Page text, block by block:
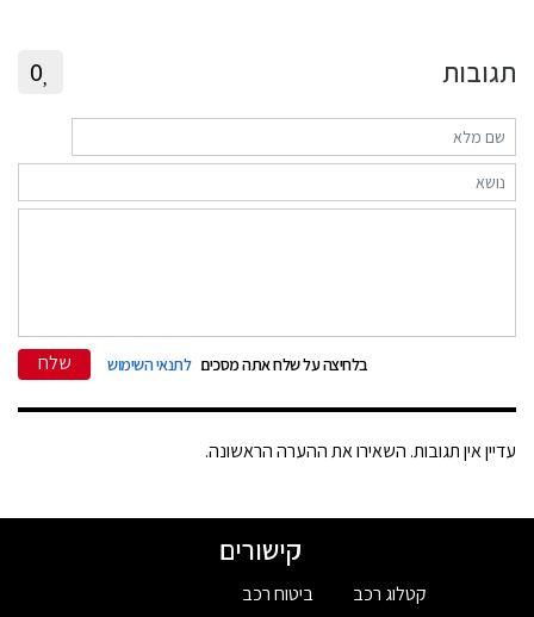
תגובות 0
בלחיצה על שלח אתה מסכים לתנאי השימוש שלח
עדיין אין תגובות. השאירו את ההערה הראשונה.
קישורים
קטלוג רכב
ביטוח רכב